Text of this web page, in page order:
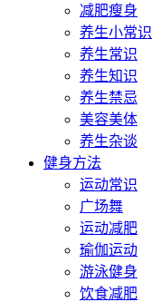
减肥瘦身
养生小常识
养生常识
养生知识
养生禁忌
美容美体
养生杂谈
健身方法
运动常识
广场舞
运动减肥
瑜伽运动
游泳健身
饮食减肥